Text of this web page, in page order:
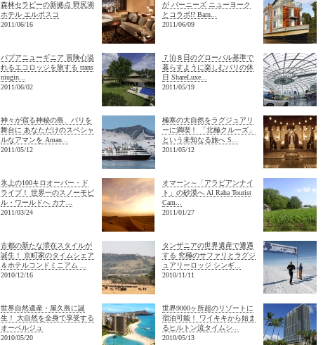
森林セラピーの新拠点 野尻湖
ホテル エルボスコ
2011/06/16
が バーニーズ ニューヨーク
とコラボ!? Barn...
2011/06/09
パプアニューギニア 冒険心溢
れるエコロッジを旅する trans
niugin...
2011/06/02
７泊８日のグローバル基準で
暮らすように楽しむバリの休
日 ShareLuxe...
2011/05/19
神々が宿る神秘の島、バリを
舞台に あなただけのスペシャ
ルなアマンを Aman...
2011/05/12
極寒の大自然をラグジュアリ
ーに満喫！ 「北極クルーズ」
という未知なる旅へ S...
2011/05/12
氷上の100キロオーバー・ド
ライブ！ 世界一のスノーモビ
ル・ワールドへ カナ...
2011/03/24
オマーン～「アラビアンナイ
ト」の砂漠へ Al Raha Tourist
Cam...
2011/01/27
古都の新たな滞在スタイルが
誕生！ 京町家のタイムシェア
＆ホテルコンドミニアム ...
2010/12/16
タンザニアの世界遺産で遭遇
する 究極のサファリとラグジ
ュアリーロッジ シンギ...
2010/11/11
世界自然遺産・屋久島に誕
生！ 大自然を全身で享受する
オーベルジュ
2010/05/20
世界9000ヶ所超のリゾートに
宿泊可能！ ワイキキから始ま
るヒルトン流タイムシ...
2010/05/13